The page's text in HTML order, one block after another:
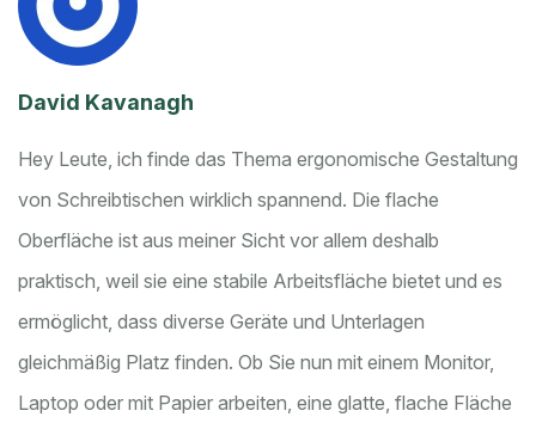
David Kavanagh
Hey Leute, ich finde das Thema ergonomische Gestaltung
von Schreibtischen wirklich spannend. Die flache
Oberfläche ist aus meiner Sicht vor allem deshalb
praktisch, weil sie eine stabile Arbeitsfläche bietet und es
ermöglicht, dass diverse Geräte und Unterlagen
gleichmäßig Platz finden. Ob Sie nun mit einem Monitor,
Laptop oder mit Papier arbeiten, eine glatte, flache Fläche